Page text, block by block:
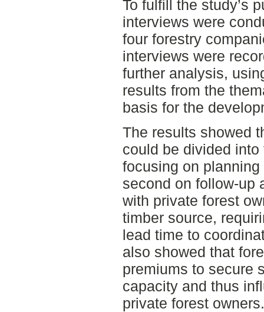
To fulfill the study’s
interviews were
four forestry
interviews were
further analysis,
results from the
basis for the
The results showed
could be divided
focusing on
second on follow-up
with private forest
timber source,
lead time to
also showed that
premiums to secure
capacity and thus
private forest owners.